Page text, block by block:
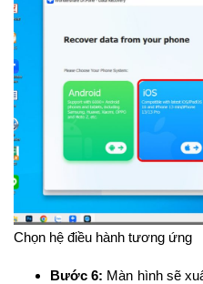
Chọn hệ điều hành tương ứng
Bước 6: Màn hình sẽ